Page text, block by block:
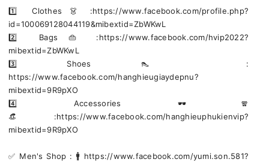
1️⃣ Clothes 👗 :https://www.facebook.com/profile.php?
id=100069128044119&mibextid=ZbWKwL
2️⃣ Bags 👜 :https://www.facebook.com/hvip2022?
mibextid=ZbWKwL
3️⃣ Shoes 👠 :
https://www.facebook.com/hanghieugiaydepnu?
mibextid=9R9pXO
4️⃣ Accessories 🕶🧣
👒:https://www.facebook.com/hanghieuphukienvip?
mibextid=9R9pXO
✅️ Men's Shop : 🚹 https://www.facebook.com/yumi.son.581?